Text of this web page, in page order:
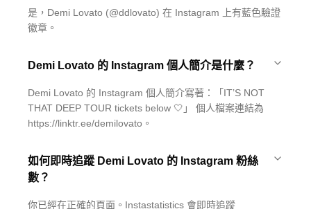
是，Demi Lovato (@ddlovato) 在 Instagram 上有藍色驗證
徽章。
Demi Lovato 的 Instagram 個人簡介是什麼？
Demi Lovato 的 Instagram 個人簡介寫著：「IT’S NOT
THAT DEEP TOUR tickets below 🤍」 個人檔案連結為
https://linktr.ee/demilovato。
如何即時追蹤 Demi Lovato 的 Instagram 粉絲
數？
你已經在正確的頁面。Instastatistics 會即時追蹤